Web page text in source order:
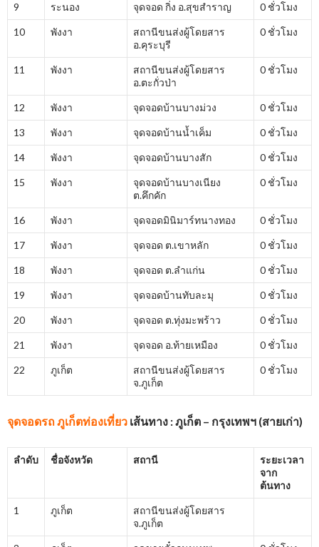
9 ระนอง จุดจอด กิ่ง อ.สุขสำราญ 0 ชั่วโมง
10 พังงา
สถานีขนส่งผู้โดยสาร
อ.คุระบุรี
0 ชั่วโมง
11 พังงา
สถานีขนส่งผู้โดยสาร
อ.ตะกั่วป่า
0 ชั่วโมง
12 พังงา จุดจอดบ้านบางม่วง 0 ชั่วโมง
13 พังงา จุดจอดบ้านน้ำเค็ม 0 ชั่วโมง
14 พังงา จุดจอดบ้านบางสัก 0 ชั่วโมง
15 พังงา
จุดจอดบ้านบางเนียง
ต.คึกคัก
0 ชั่วโมง
16 พังงา จุดจอดมินิมาร์ทนางทอง 0 ชั่วโมง
17 พังงา จุดจอด ต.เขาหลัก 0 ชั่วโมง
18 พังงา จุดจอด ต.ลำแก่น 0 ชั่วโมง
19 พังงา จุดจอดบ้านทับละมุ 0 ชั่วโมง
20 พังงา จุดจอด ต.ทุ่งมะพร้าว 0 ชั่วโมง
21 พังงา จุดจอด อ.ท้ายเหมือง 0 ชั่วโมง
22 ภูเก็ต
สถานีขนส่งผู้โดยสาร
จ.ภูเก็ต
0 ชั่วโมง
จุดจอดรถ ภูเก็ตท่องเที่ยว เส้นทาง : ภูเก็ต – กรุงเทพฯ (สายเก่า)
ลำดับ ชื่อจังหวัด สถานี
ระยะเวลา
จาก
ต้นทาง
1 ภูเก็ต
สถานีขนส่งผู้โดยสาร
จ.ภูเก็ต